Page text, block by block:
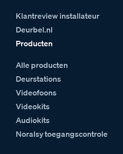
Klantreview installateur
Deurbel.nl
Producten
Alle producten
Deurstations
Videofoons
Videokits
Audiokits
Noralsy toegangscontrole